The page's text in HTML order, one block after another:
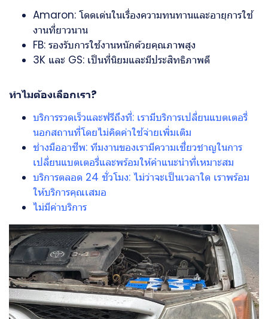
Amaron: โดดเด่นในเรื่องความทนทานและอายุการใช้
งานที่ยาวนาน
FB: รองรับการใช้งานหนักด้วยคุณภาพสูง
3K และ GS: เป็นที่นิยมและมีประสิทธิภาพดี
ทำไมต้องเลือกเรา?
บริการรวดเร็วและฟรีถึงที่: เรามีบริการเปลี่ยนแบตเตอรี่
นอกสถานที่โดยไม่คิดค่าใช้จ่ายเพิ่มเติม
ช่างมืออาชีพ: ทีมงานของเรามีความเชี่ยวชาญในการ
เปลี่ยนแบตเตอรี่และพร้อมให้คำแนะนำที่เหมาะสม
บริการตลอด 24 ชั่วโมง: ไม่ว่าจะเป็นเวลาใด เราพร้อม
ให้บริการคุณเสมอ
ไม่มีค่าบริการ